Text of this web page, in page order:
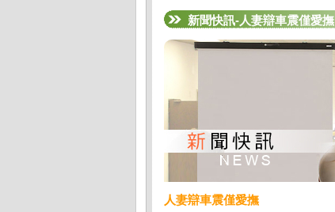
新聞快訊-人妻辯車震僅愛撫
人妻辯車震僅愛撫